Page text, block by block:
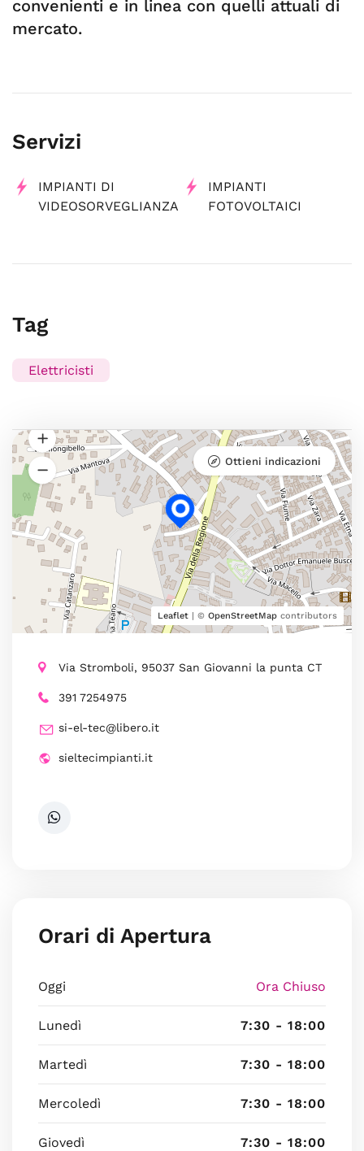
convenienti e in linea con quelli attuali di
mercato.
Servizi
IMPIANTI DI
VIDEOSORVEGLIANZA
IMPIANTI
FOTOVOLTAICI
Tag
Elettricisti
Leaflet | © OpenStreetMap contributors
Ottieni indicazioni
Via Stromboli, 95037 San Giovanni la punta CT
391 7254975
si-el-tec@libero.it
sieltecimpianti.it
Orari di Apertura
Oggi Ora Chiuso
Lunedì 7:30 - 18:00
Martedì 7:30 - 18:00
Mercoledì 7:30 - 18:00
Giovedì 7:30 - 18:00